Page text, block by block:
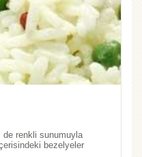
renkli sunumuyla
bezelyeler